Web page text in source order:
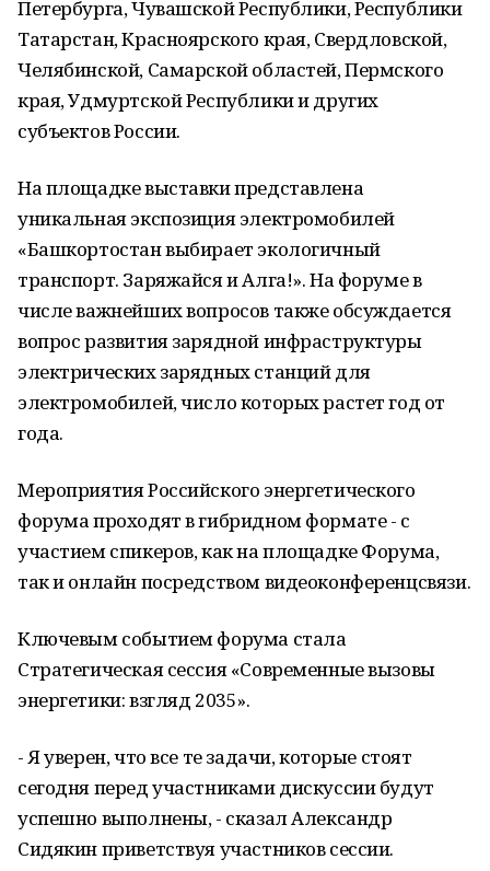
Петербурга, Чувашской Республики, Республики
Татарстан, Красноярского края, Свердловской,
Челябинской, Самарской областей, Пермского
края, Удмуртской Республики и других
субъектов России.
На площадке выставки представлена
уникальная экспозиция электромобилей
«Башкортостан выбирает экологичный
транспорт. Заряжайся и Алга!». На форуме в
числе важнейших вопросов также обсуждается
вопрос развития зарядной инфраструктуры
электрических зарядных станций для
электромобилей, число которых растет год от
года.
Мероприятия Российского энергетического
форума проходят в гибридном формате - с
участием спикеров, как на площадке Форума,
так и онлайн посредством видеоконференцсвязи.
Ключевым событием форума стала
Стратегическая сессия «Современные вызовы
энергетики: взгляд 2035».
- Я уверен, что все те задачи, которые стоят
сегодня перед участниками дискуссии будут
успешно выполнены, - сказал Александр
Сидякин приветствуя участников сессии.